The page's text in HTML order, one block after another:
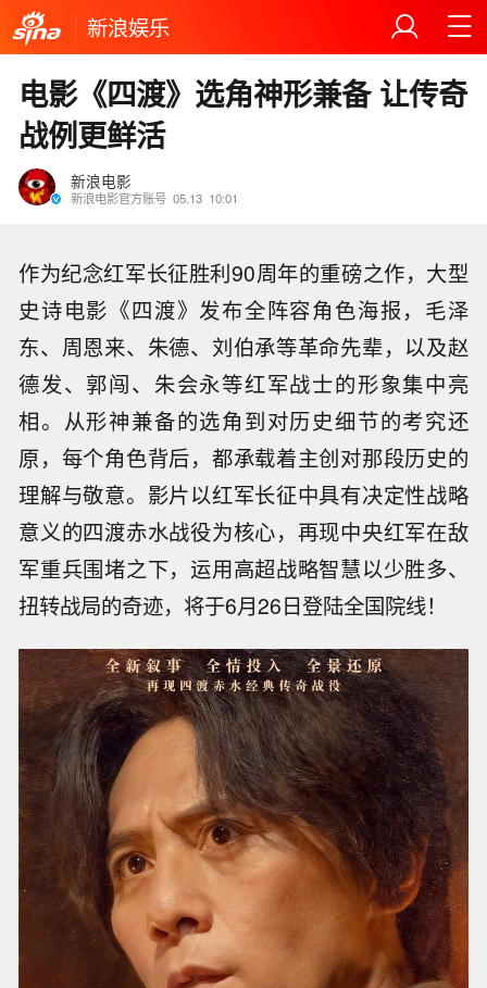
新浪娱乐
电影《四渡》选角神形兼备 让传奇
战例更鲜活
新浪电影
新浪电影官方账号 05.13 10:01
作为纪念红军长征胜利90周年的重磅之作，大型
史诗电影《四渡》发布全阵容角色海报，毛泽
东、周恩来、朱德、刘伯承等革命先辈，以及赵
德发、郭闯、朱会永等红军战士的形象集中亮
相。从形神兼备的选角到对历史细节的考究还
原，每个角色背后，都承载着主创对那段历史的
理解与敬意。影片以红军长征中具有决定性战略
意义的四渡赤水战役为核心，再现中央红军在敌
军重兵围堵之下，运用高超战略智慧以少胜多、
扭转战局的奇迹，将于6月26日登陆全国院线！